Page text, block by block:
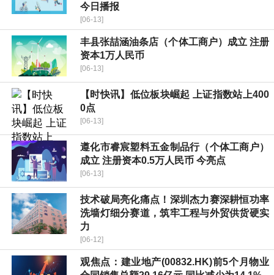
今日播报
[06-13]
丰县张喆涵油条店（个体工商户）成立 注册
资本1万人民币
[06-13]
【时快讯】低位板块崛起 上证指数站上400
0点
[06-13]
遵化市睿宸塑料五金制品行（个体工商户）
成立 注册资本0.5万人民币 今亮点
[06-13]
技术破局亮化痛点！深圳杰力赛深耕恒功率
洗墙灯细分赛道，筑牢工程与外贸供货硬实
力
[06-12]
观焦点：建业地产(00832.HK)前5个月物业